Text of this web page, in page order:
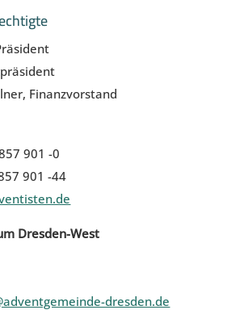
Finanzvorstand
901 -0
901 -44
Dresden-West
dresden.de